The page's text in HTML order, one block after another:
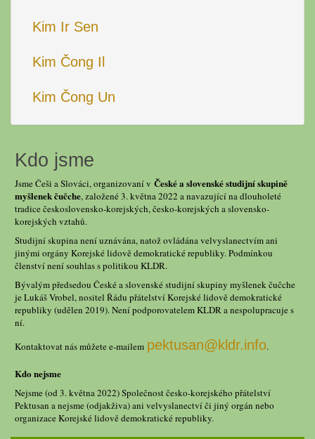
Kim Ir Sen
Kim Čong Il
Kim Čong Un
Kdo jsme
Jsme Češi a Slováci, organizovaní v České a slovenské studijní skupině
myšlenek čučche, založené 3. května 2022 a navazující na dlouholeté
tradice československo-korejských, česko-korejských a slovensko-
korejských vztahů.
Studijní skupina není uznávána, natož ovládána velvyslanectvím ani
jinými orgány Korejské lidově demokratické republiky. Podmínkou
členství není souhlas s politikou KLDR.
Bývalým předsedou České a slovenské studijní skupiny myšlenek čučche
je Lukáš Vrobel, nositel Řádu přátelství Korejské lidově demokratické
republiky (udělen 2019). Není podporovatelem KLDR a nespolupracuje s
ní.
Kontaktovat nás můžete e-mailem pektusan@kldr.info.
Kdo nejsme
Nejsme (od 3. května 2022) Společnost česko-korejského přátelství
Pektusan a nejsme (odjakživa) ani velvyslanectví či jiný orgán nebo
organizace Korejské lidově demokratické republiky.